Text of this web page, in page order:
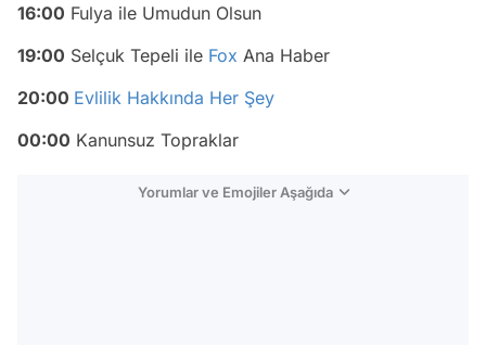
16:00 Fulya ile Umudun Olsun
19:00 Selçuk Tepeli ile Fox Ana Haber
20:00 Evlilik Hakkında Her Şey
00:00 Kanunsuz Topraklar
Yorumlar ve Emojiler Aşağıda